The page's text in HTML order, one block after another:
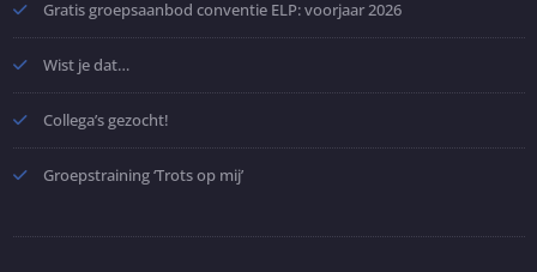
Gratis groepsaanbod conventie ELP: voorjaar 2026
Wist je dat…
Collega’s gezocht!
Groepstraining ‘Trots op mij’